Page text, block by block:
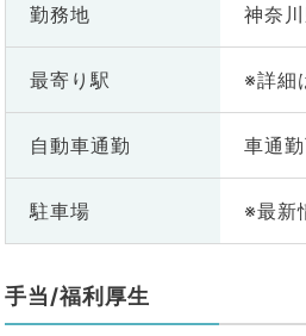
勤務地 神奈
最寄り駅 ※詳細
自動車通勤 車通
駐車場 ※最新
手当/福利厚生